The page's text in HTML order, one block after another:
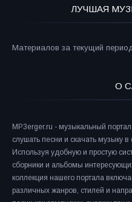
ЛУЧШАЯ
Материалов за текущий
О
MP3erger.ru - музыкальный
слушать песни и скачать музыку
Используя удобную и простую
сборники и альбомы
коллекция нашего портала
различных жанров, стилей и